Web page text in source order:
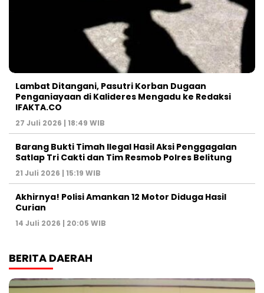
Lambat Ditangani, Pasutri Korban Dugaan
Penganiayaan di Kalideres Mengadu ke Redaksi
IFAKTA.CO
27 Juli 2026 | 18:49 WIB
Barang Bukti Timah Ilegal Hasil Aksi Penggagalan
Satlap Tri Cakti dan Tim Resmob Polres Belitung
21 Juli 2026 | 15:19 WIB
Akhirnya! Polisi Amankan 12 Motor Diduga Hasil
Curian
14 Juli 2026 | 20:05 WIB
BERITA DAERAH